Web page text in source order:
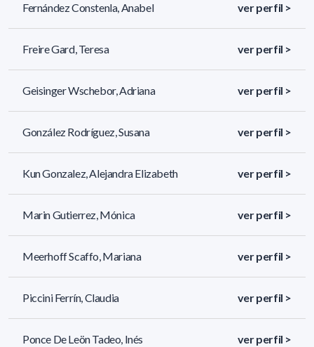
Fernández Constenla, Anabel ver perfil >
Freire Gard, Teresa ver perfil >
Geisinger Wschebor, Adriana ver perfil >
González Rodríguez, Susana ver perfil >
Kun Gonzalez, Alejandra Elizabeth ver perfil >
Marin Gutierrez, Mónica ver perfil >
Meerhoff Scaffo, Mariana ver perfil >
Piccini Ferrín, Claudia ver perfil >
Ponce De Leön Tadeo, Inés ver perfil >